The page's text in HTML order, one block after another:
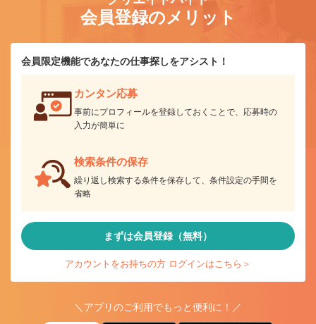
会員登録のメリット
会員限定機能であなたの仕事探しをアシスト！
カンタン応募
事前にプロフィールを登録しておくことで、応募時の
入力が簡単に
検索条件の保存
繰り返し検索する条件を保存して、条件設定の手間を
省略
まずは会員登録（無料）
アカウントをお持ちの方 ログインはこちら＞
＼アプリのご利用でもっと便利に！／